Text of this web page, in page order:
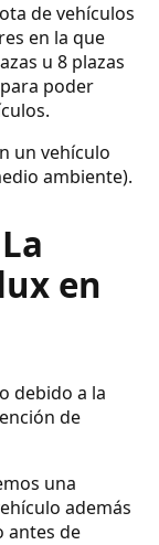
de vehículos
en la que
u 8 plazas
poder
un vehículo
ambiente).
en
debido a la
de
una
además
antes de